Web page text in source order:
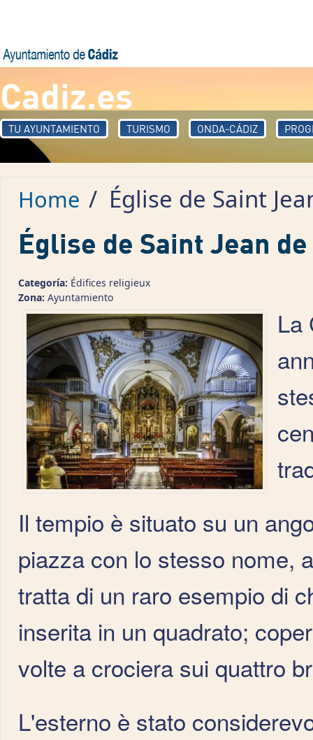
Cadiz.es
TU AYUNTAMIENTO TURISMO ONDA-CÁDIZ
Home / Église de Saint
Église de Saint Jean
Categoría: Édifices religieux
Zona: Ayuntamiento
La
Il tempio è situato su un
piazza con lo stesso nome,
tratta di un raro esempio di
inserita in un quadrato;
volte a crociera sui quattro
L'esterno è stato